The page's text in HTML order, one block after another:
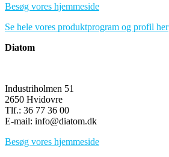
Besøg vores hjemmeside
Se hele vores produktprogram og profil her
Diatom
Industriholmen 51
2650 Hvidovre
Tlf.: 36 77 36 00
E-mail: info@diatom.dk
Besøg vores hjemmeside